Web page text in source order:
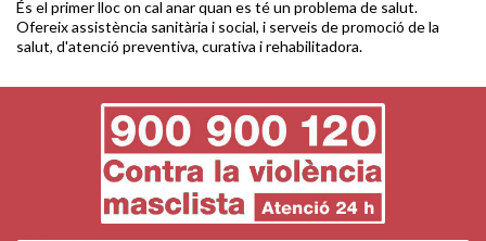
És el primer lloc on cal anar quan es té un problema de salut.
Ofereix assistència sanitària i social, i serveis de promoció de la
salut, d'atenció preventiva, curativa i rehabilitadora.